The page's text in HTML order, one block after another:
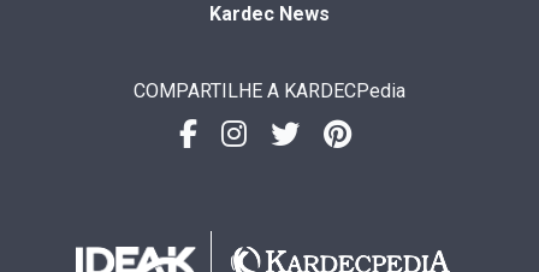
Kardec News
COMPARTILHE A KARDECPedia